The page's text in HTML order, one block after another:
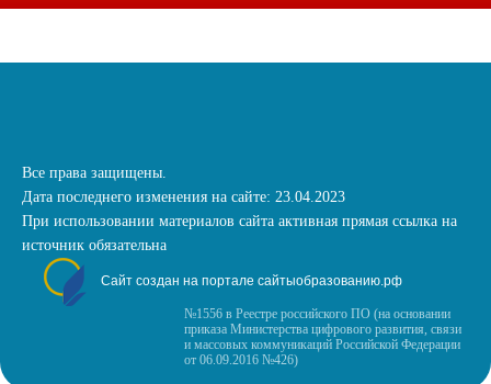
Все права защищены.
Дата последнего изменения на сайте: 23.04.2023
При использовании материалов сайта активная прямая ссылка на
источник обязательна
Сайт создан на портале сайтыобразованию.рф
№1556 в Реестре российского ПО (на основании
приказа Министерства цифрового развития, связи
и массовых коммуникаций Российской Федерации
от 06.09.2016 №426)